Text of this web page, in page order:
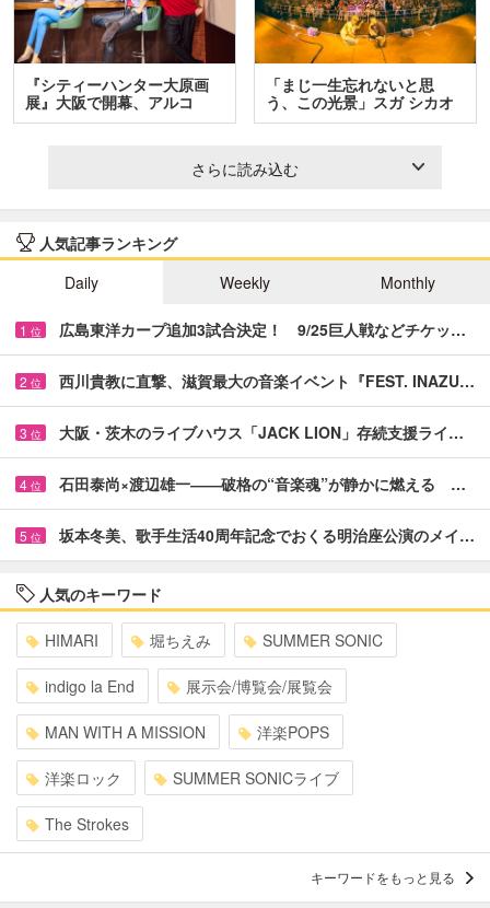
『シティーハンター大原画
展』大阪で開幕、アルコ
＆…
「まじ一生忘れないと思
う、この光景」スガ シカオ
と…
さらに読み込む
人気記事ランキング
Daily
Weekly Monthly
1 位 広島東洋カープ追加3試合決定！ 9/25巨人戦などチケッ…
2 位 西川貴教に直撃、滋賀最大の音楽イベント『FEST. INAZU…
3 位 大阪・茨木のライブハウス「JACK LION」存続支援ライ…
4 位 石田泰尚×渡辺雄一――破格の“音楽魂”が静かに燃える …
5 位 坂本冬美、歌手生活40周年記念でおくる明治座公演のメイ…
人気のキーワード
HIMARI 堀ちえみ SUMMER SONIC
indigo la End 展示会/博覧会/展覧会
MAN WITH A MISSION 洋楽POPS
洋楽ロック SUMMER SONICライブ
The Strokes
キーワードをもっと見る